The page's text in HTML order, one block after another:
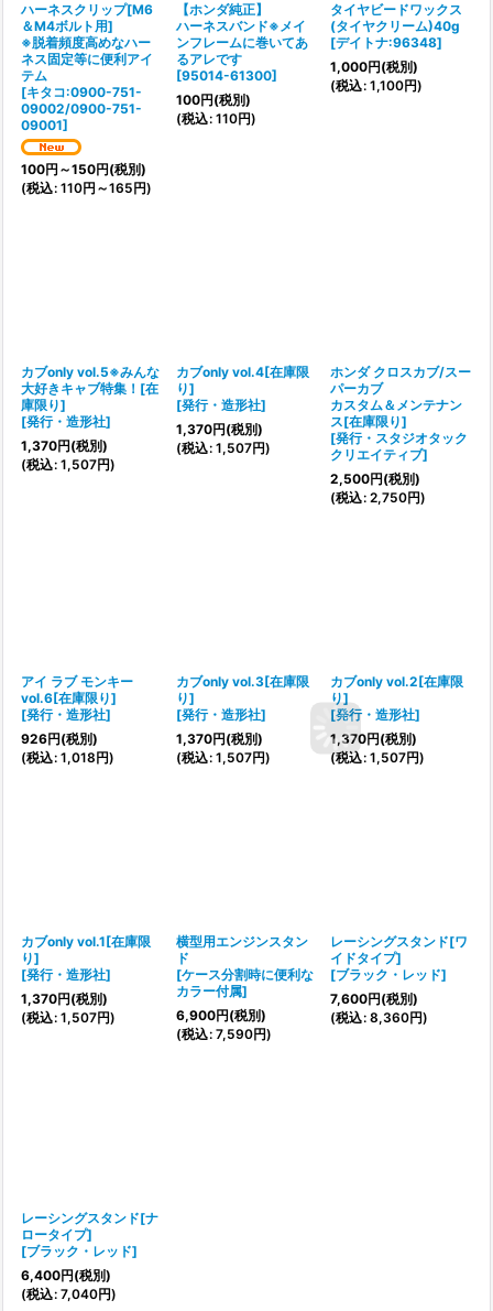
ハーネスクリップ[M6
＆M4ボルト用]
※脱着頻度高めなハー
ネス固定等に便利アイ
テム
[キタコ:0900-751-
09002/0900-751-
09001]
100円 ～150円(税別)
(税込: 110円 ～165円)
【ホンダ純正】
ハーネスバンド※メイ
ンフレームに巻いてあ
るアレです
[95014-61300]
100円(税別)
(税込: 110円)
タイヤビードワックス
(タイヤクリーム)40g
[デイトナ:96348]
1,000円(税別)
(税込: 1,100円)
カブonly vol.5※みんな
大好きキャブ特集！[在
庫限り]
[発行・造形社]
1,370円(税別)
(税込: 1,507円)
カブonly vol.4[在庫限
り]
[発行・造形社]
1,370円(税別)
(税込: 1,507円)
ホンダ クロスカブ/スー
パーカブ
カスタム＆メンテナン
ス[在庫限り]
[発行・スタジオタック
クリエイティブ]
2,500円(税別)
(税込: 2,750円)
アイ ラブ モンキー
vol.6[在庫限り]
[発行・造形社]
926円(税別)
(税込: 1,018円)
カブonly vol.3[在庫限
り]
[発行・造形社]
1,370円(税別)
(税込: 1,507円)
カブonly vol.2[在庫限
り]
[発行・造形社]
1,370円(税別)
(税込: 1,507円)
カブonly vol.1[在庫限
り]
[発行・造形社]
1,370円(税別)
(税込: 1,507円)
横型用エンジンスタン
ド
[ケース分割時に便利な
カラー付属]
6,900円(税別)
(税込: 7,590円)
レーシングスタンド[ワ
イドタイプ]
[ブラック・レッド]
7,600円(税別)
(税込: 8,360円)
レーシングスタンド[ナ
ロータイプ]
[ブラック・レッド]
6,400円(税別)
(税込: 7,040円)